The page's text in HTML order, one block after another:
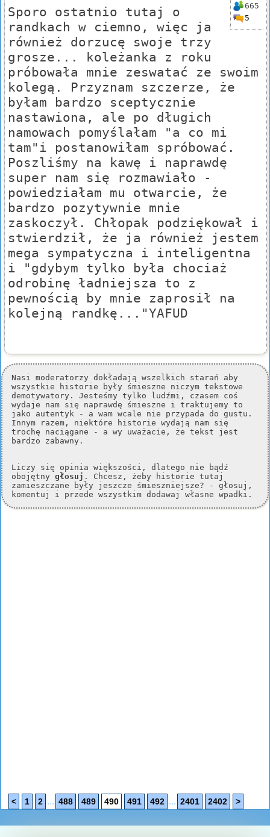
665
5
Sporo ostatnio tutaj o
randkach w ciemno, więc ja
również dorzucę swoje trzy
grosze... koleżanka z roku
próbowała mnie zeswatać ze swoim
kolegą. Przyznam szczerze, że
byłam bardzo sceptycznie
nastawiona, ale po długich
namowach pomyślałam "a co mi
tam"i postanowiłam spróbować.
Poszliśmy na kawę i naprawdę
super nam się rozmawiało -
powiedziałam mu otwarcie, że
bardzo pozytywnie mnie
zaskoczył. Chłopak podziękował i
stwierdził, że ja również jestem
mega sympatyczna i inteligentna
i "gdybym tylko była chociaż
odrobinę ładniejsza to z
pewnością by mnie zaprosił na
kolejną randkę..."YAFUD
Nasi moderatorzy dokładają wszelkich starań aby
wszystkie historie były śmieszne niczym tekstowe
demotywatory. Jesteśmy tylko ludźmi, czasem coś
wydaje nam się naprawdę śmieszne i traktujemy to
jako autentyk - a wam wcale nie przypada do gustu.
Innym razem, niektóre historie wydają nam się
trochę naciągane - a wy uważacie, że tekst jest
bardzo zabawny.
Liczy się opinia większości, dlatego nie bądź
obojętny głosuj . Chcesz, żeby historie tutaj
zamieszczane były jeszcze śmieszniejsze? - głosuj,
komentuj i przede wszystkim dodawaj własne wpadki.
< 1 2 ... 488 489 490 491 492 ... 2401 2402 >